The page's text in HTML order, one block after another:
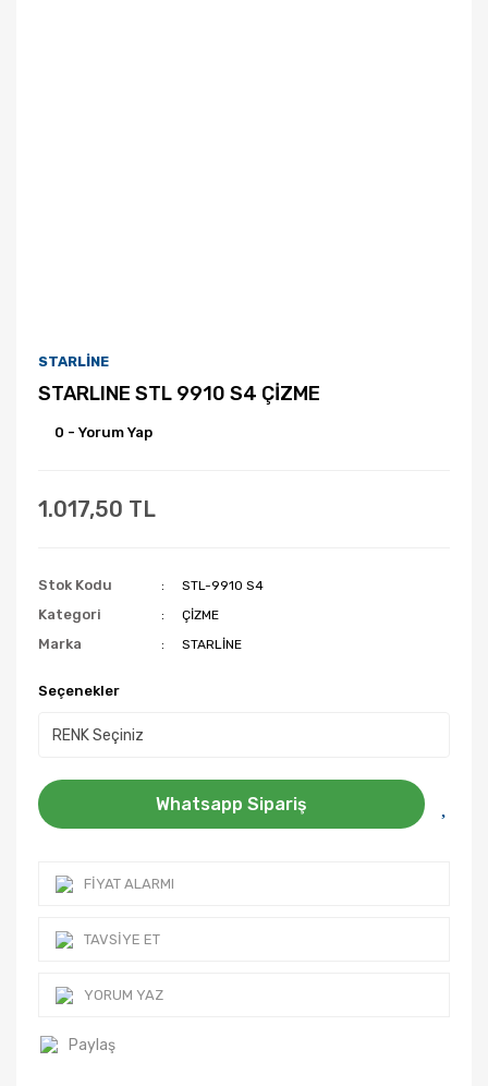
STARLİNE
STARLINE STL 9910 S4 ÇİZME
0 - Yorum Yap
1.017,50 TL
Stok Kodu STL-9910 S4
Kategori ÇİZME
Marka STARLİNE
Seçenekler
Whatsapp Sipariş
FIYAT ALARMI
TAVSIYE ET
YORUM YAZ
Paylaş